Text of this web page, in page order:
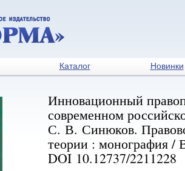
Каталог Новинки
Инновационный
современном
С. В. Синюков.
теории : монография /
DOI 10.12737/2211228